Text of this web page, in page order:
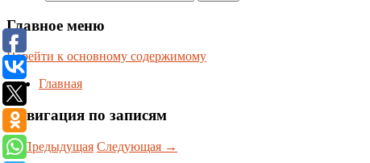
Главное меню
Перейти к основному содержимому
Главная
Навигация по записям
←Предыдущая Следующая →